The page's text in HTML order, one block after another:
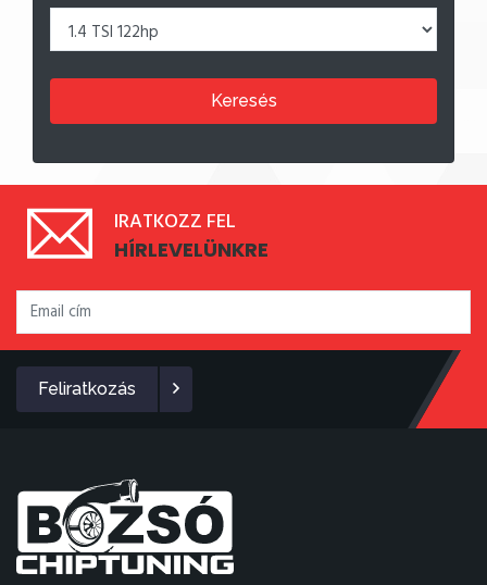
Keresés
IRATKOZZ FEL
HÍRLEVELÜNKRE
Feliratkozás